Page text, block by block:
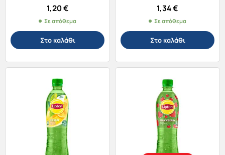
1,20€
Σε απόθεμα
Στο καλάθι
1,34€
Σε απόθεμα
Στο καλάθι